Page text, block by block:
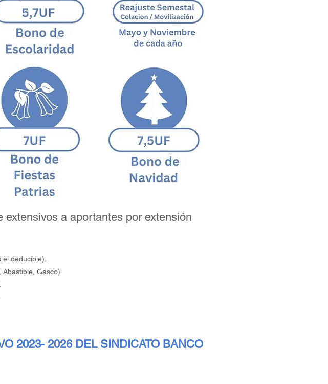
a aportantes por extensión
deducible).
Gasco)
2023- 2026 DEL SINDICATO BANCO